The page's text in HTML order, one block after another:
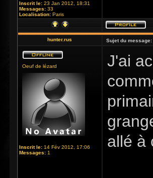
Inscrit le: 23 Jan 2012, 18:31
Messages: 33
Localisation: Paris
hunter.rus Sujet du message:
Oeuf de lézard
Inscrit le: 14 Fév 2012, 17:06
Messages: 1
J'ai
allé à